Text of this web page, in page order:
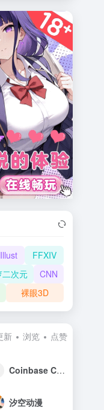
Illust
FFXIV
二次元
CNN
裸眼3D
新 浏览 点赞
Coinbase Commerce 分分钟钟接受加密货币
汐空动漫